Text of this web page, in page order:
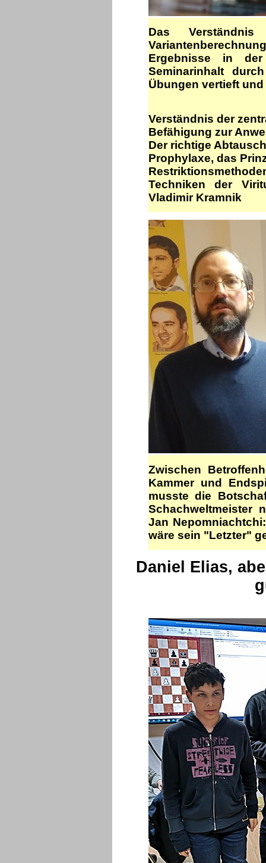
Das
Ergebnisse in
Seminarinhalt
Übungen vertieft
Verständnis der
Befähigung zur
Der richtige
Prophylaxe, das
Techniken der
Vladimir Kramnik
Zwischen
Kammer und
musste die
Schachweltmeister
Jan
wäre sein "Letzter"
Daniel Elias,